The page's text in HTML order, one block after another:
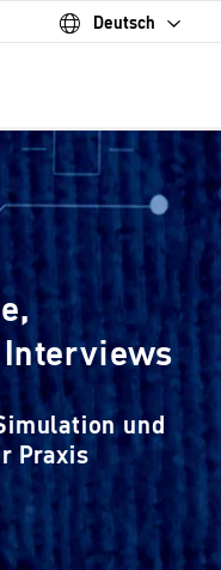
Deutsch
und
Praxis